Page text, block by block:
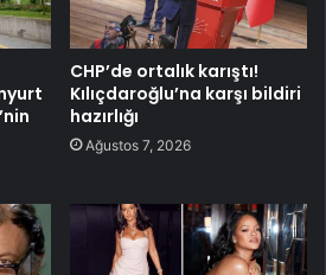
CHP’de ortalık karıştı!
Kılıçdaroğlu’na karşı bildiri
hazırlığı
Ağustos 7, 2026